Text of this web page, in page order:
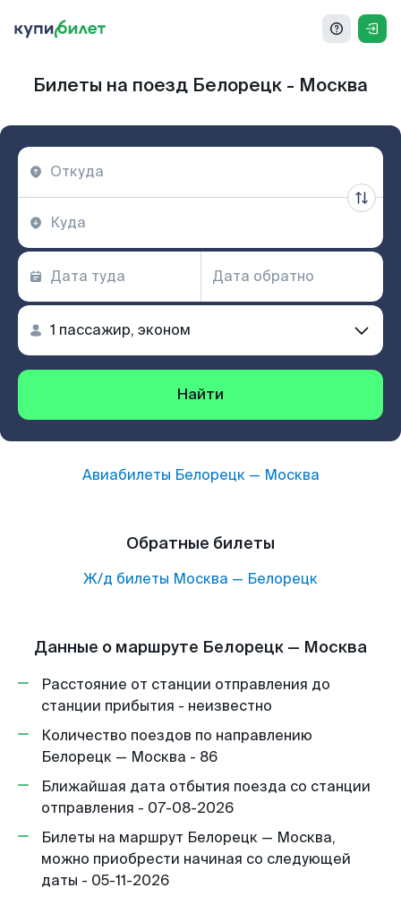
Билеты на поезд Белорецк - Москва
Найти
Авиабилеты Белорецк— Москва
Обратные билеты
Ж/д билеты Москва — Белорецк
Данные о маршруте Белорецк — Москва
Расстояние от станции отправления до
станции прибытия - неизвестно
Количество поездов по направлению
Белорецк — Москва - 86
Ближайшая дата отбытия поезда со станции
отправления - 07-08-2026
Билеты на маршрут Белорецк — Москва,
можно приобрести начиная со следующей
даты - 05-11-2026